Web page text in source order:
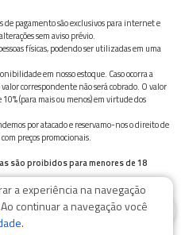
de pagamento são exclusivos para internet e
sem aviso prévio.
físicas, podendo ser utilizadas em uma
em nosso estoque. Caso ocorra a
correspondente não será cobrado. O valor
(para mais ou menos) em virtude dos
por atacado e reservamo-nos o direito de
preços promocionais.
são proibidos para menores de 18
e, em excesso, provoca graves males à saúde.
a experiência na navegação
continuar a navegação você
.